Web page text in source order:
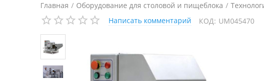
Главная / Оборудование для столовой и пищеблока /
Машина котлетоформовочная Gaser V-3000 SP Double
Написать комментарий КОД: UM045470